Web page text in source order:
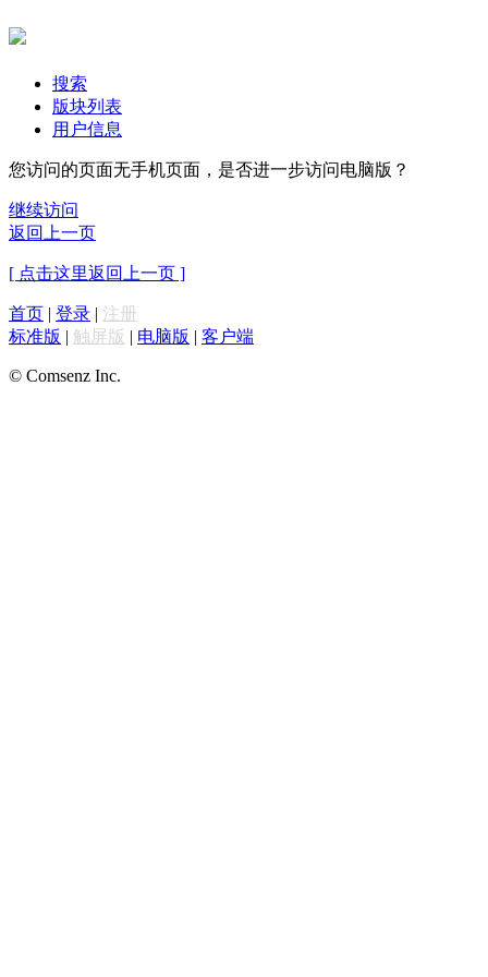
搜索
版块列表
用户信息
您访问的页面无手机页面，是否进一步访问电脑版？
继续访问
返回上一页
[ 点击这里返回上一页 ]
首页 | 登录 | 注册
标准版 | 触屏版 | 电脑版 | 客户端
© Comsenz Inc.